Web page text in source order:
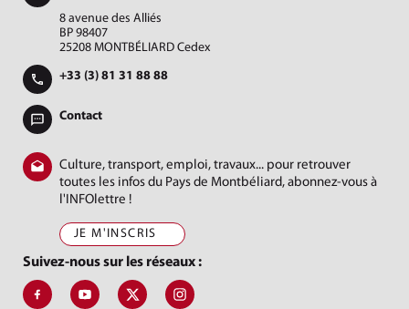
8 avenue des Alliés
BP 98407
25208 MONTBÉLIARD Cedex
+33 (3) 81 31 88 88
Contact
Culture, transport, emploi, travaux... pour retrouver
toutes les infos du Pays de Montbéliard, abonnez-vous à
l'INFOlettre !
JE M'INSCRIS
Suivez-nous sur les réseaux :
Suivez-nous sur Facebook, J'aime le Pays de Montbéliard
Suivez-nous sur Youtube, Pays de Montbéliard
Suivez-nous sur X, Pays de Montbéliard
Suivez-nous sur Instagram, Pays de